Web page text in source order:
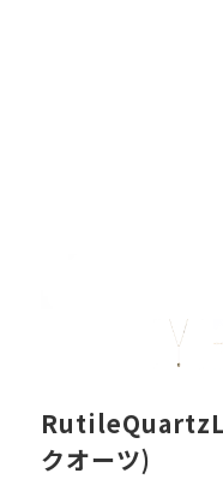
クオーツ)